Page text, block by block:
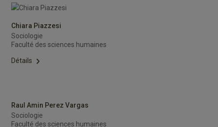
Chiara Piazzesi
Sociologie
Faculté des sciences humaines
Détails
Raul Amin Perez Vargas
Sociologie
Faculté des sciences humaines